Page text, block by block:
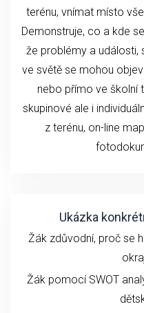
terénu, vnímat místo
Demonstruje, co a kde
že problémy a události,
ve světě se mohou
nebo přímo ve školní
skupinové ale i
z terénu, on-line
Ukázka
Žák zdůvodní, proč se
Žák pomocí SWOT